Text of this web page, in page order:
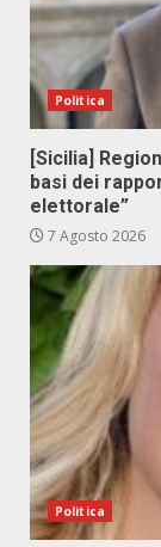
Politica
[Sicilia]
basi dei
elettorale”
7 Agosto 2026
Politica